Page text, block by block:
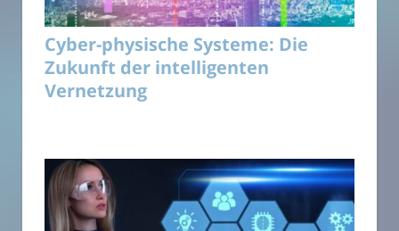
Cyber-physische Systeme: Die
Zukunft der intelligenten
Vernetzung